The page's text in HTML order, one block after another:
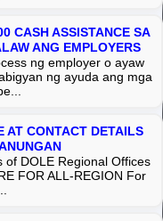
CASH ASSISTANCE SA
ANG EMPLOYERS
ng employer o ayaw
ng ayuda ang mga
AT CONTACT DETAILS
of DOLE Regional Offices
FOR ALL-REGION For